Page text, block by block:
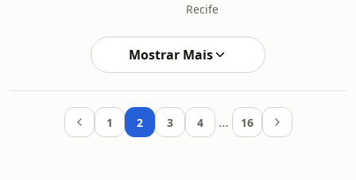
Recife
Mostrar Mais
1 2 3 4 … 16